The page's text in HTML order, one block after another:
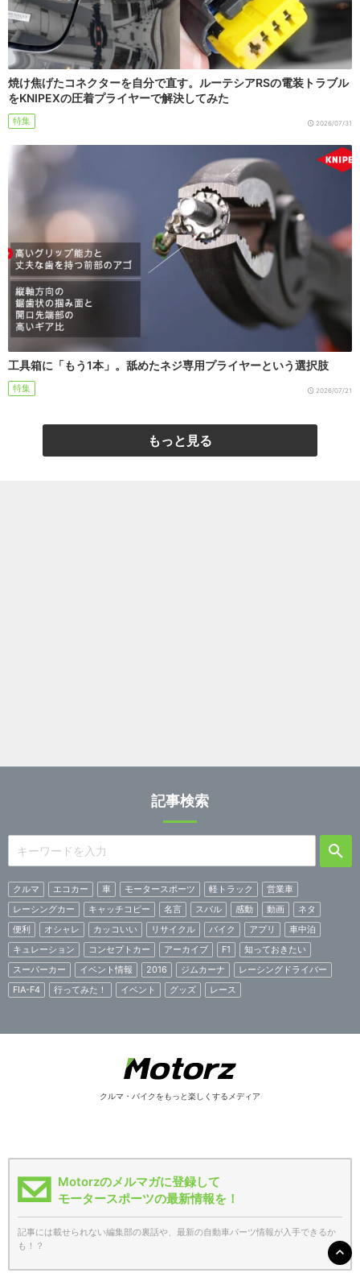
焼け焦げたコネクターを自分で直す。ルーテシアRSの電装トラブル
をKNIPEXの圧着プライヤーで解決してみた
特集 2026/07/31
工具箱に「もう1本」。舐めたネジ専用プライヤーという選択肢
特集 2026/07/21
もっと見る
記事検索
クルマ エコカー 車 モータースポーツ 軽トラック
営業車
レーシングカー
キャッチコピー 名言 スバル 感動 動画
ネタ
便利
オシャレ カッコいい リサイクル バイク アプリ
車中泊
キュレーション
コンセプトカー アーカイブ F1
知っておきたい
スーパーカー
イベント情報 2016 ジムカーナ
レーシングドライバー
FIA-F4
行ってみた！ イベント グッズ レース
クルマ・バイクをもっと楽しくするメディア
Motorzのメルマガに登録して
モータースポーツの最新情報を！
記事には載せられない編集部の裏話や、最新の自動車パーツ情報が入手できるか
も！？